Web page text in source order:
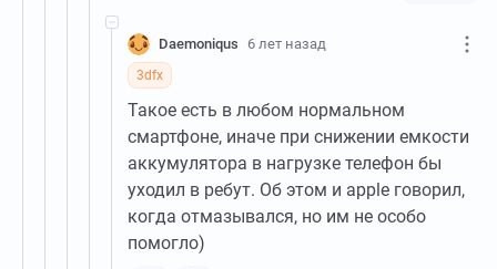
Daemoniqus 6 лет назад
3dfx
Такое есть в любом нормальном
смартфоне, иначе при снижении емкости
аккумулятора в нагрузке телефон бы
уходил в ребут. Об этом и apple говорил,
когда отмазывался, но им не особо
помогло)